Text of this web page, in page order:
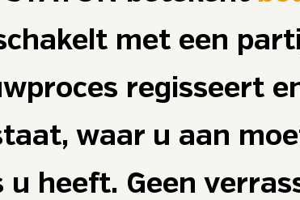
met een
regisseert
waar u aan
u heeft. Geen